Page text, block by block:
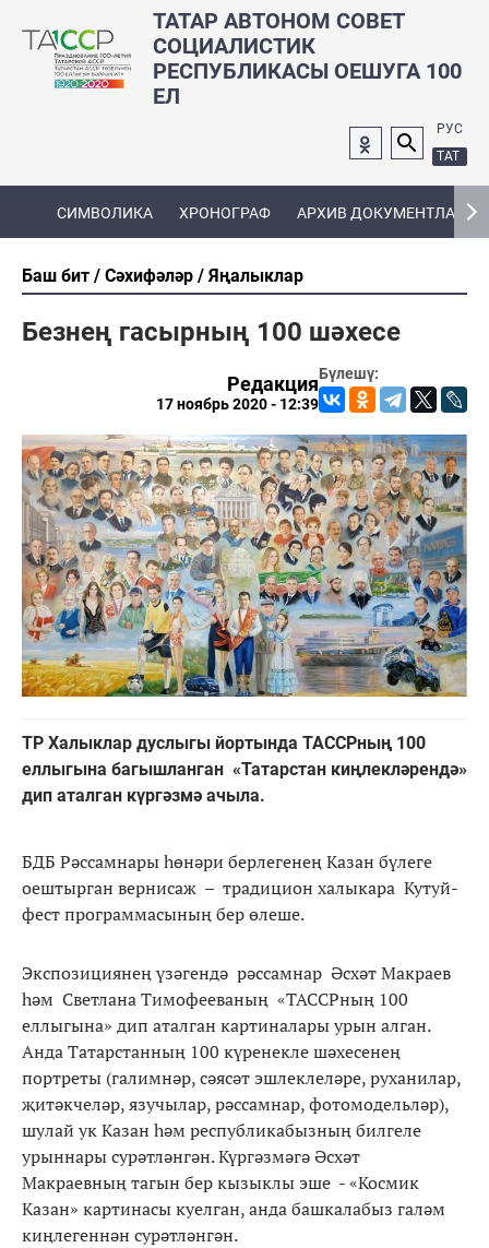
ТАТАР АВТОНОМ СОВЕТ
СОЦИАЛИСТИК
РЕСПУБЛИКАСЫ ОЕШУГА 100
ЕЛ
РУС
ТАТ
СИМВОЛИКА ХРОНОГРАФ АРХИВ ДОКУМЕНТЛАРЫ
Баш бит Сәхифәләр Яңалыклар
Безнең гасырның 100 шәхесе
Бүлешү:
Редакция
17 ноябрь 2020 - 12:39
ТР Халыклар дуслыгы йортында ТАССРның 100
еллыгына багышланган «Татарстан киңлекләрендә»
дип аталган күргәзмә ачыла.
БДБ Рәссамнары һөнәри берлегенең Казан бүлеге
оештырган вернисаж – традицион халыкара Кутуй-
фест программасының бер өлеше.
Экспозициянең үзәгендә рәссамнар Әсхәт Макраев
һәм Светлана Тимофееваның «ТАССРның 100
еллыгына» дип аталган картиналары урын алган.
Анда Татарстанның 100 күренекле шәхесенең
портреты (галимнәр, сәясәт эшлеклеләре, руханилар,
җитәкчеләр, язучылар, рәссамнар, фотомодельләр),
шулай ук Казан һәм республикабызның билгеле
урыннары сурәтләнгән. Күргәзмәгә Әсхәт
Макраевның тагын бер кызыклы эше - «Космик
Казан» картинасы куелган, анда башкалабыз галәм
киңлегеннән сурәтләнгән.